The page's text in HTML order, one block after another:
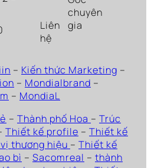
Liên
hệ
chuyên
gia
– Kiến thức Marketing –
– Mondialbrand –
– MondiaL
– Thành phố Hoa – Trúc
Thiết kế profile – Thiết kế
thương hiệu – Thiết kế
bì – Sacomreal – thành